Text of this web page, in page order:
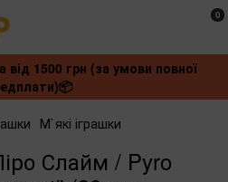
0
1500 грн (за умови повної
М`які іграшки
Слайм / Pyro